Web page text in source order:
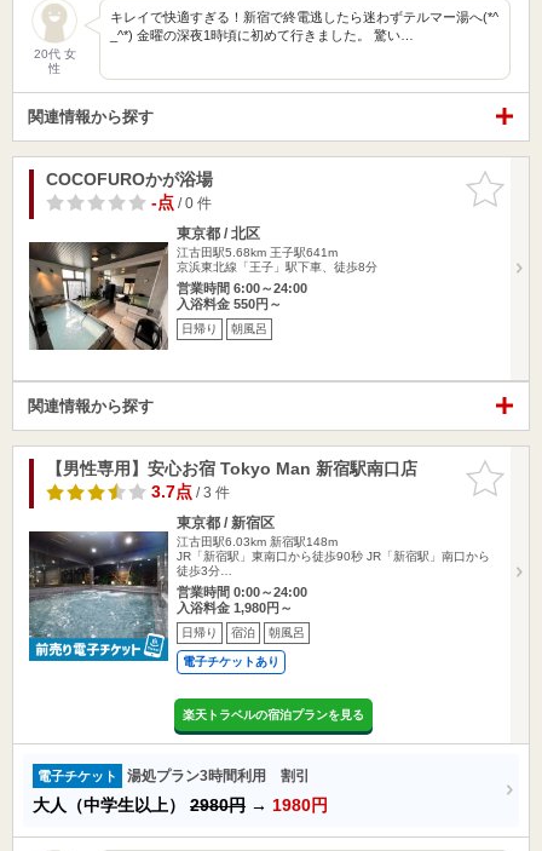
20代 女
性
キレイで快適すぎる！新宿で終電逃したら迷わずテルマー湯へ(*^
_^*) 金曜の深夜1時頃に初めて行きました。 驚い…
関連情報から探す
お気に入
りに追加
COCOFUROかが浴場
-点/ 0 件
東京都 / 北区
江古田駅5.68km 王子駅641m
京浜東北線「王子」駅下車、徒歩8分
営業時間 6:00～24:00
入浴料金 550円～
日帰り 朝風呂
関連情報から探す
お気に入
りに追加
【男性専用】安心お宿 Tokyo Man 新宿駅南口店
3.7点/ 3 件
東京都 / 新宿区
江古田駅6.03km 新宿駅148m
JR「新宿駅」東南口から徒歩90秒 JR「新宿駅」南口から
徒歩3分…
営業時間 0:00～24:00
入浴料金 1,980円～
日帰り 宿泊 朝風呂
電子チケットあり
楽天トラベルの宿泊プランを見る
電子チケット 湯処プラン3時間利用 割引
大人（中学生以上） 2980円 → 1980円